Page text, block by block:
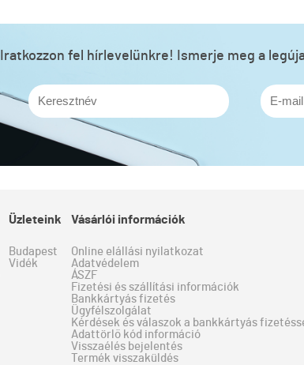
Iratkozzon fel hírlevelünkre! Ismerje meg a
Üzleteink
Budapest
Vidék
Vásárlói információk
Online elállási nyilatkozat
Adatvédelem
ÁSZF
Fizetési és szállítási információk
Bankkártyás fizetés
Ügyfélszolgálat
Kérdések és válaszok a bankkártyás
Adattörlő kód információ
Visszaélés bejelentés
Termék visszaküldés